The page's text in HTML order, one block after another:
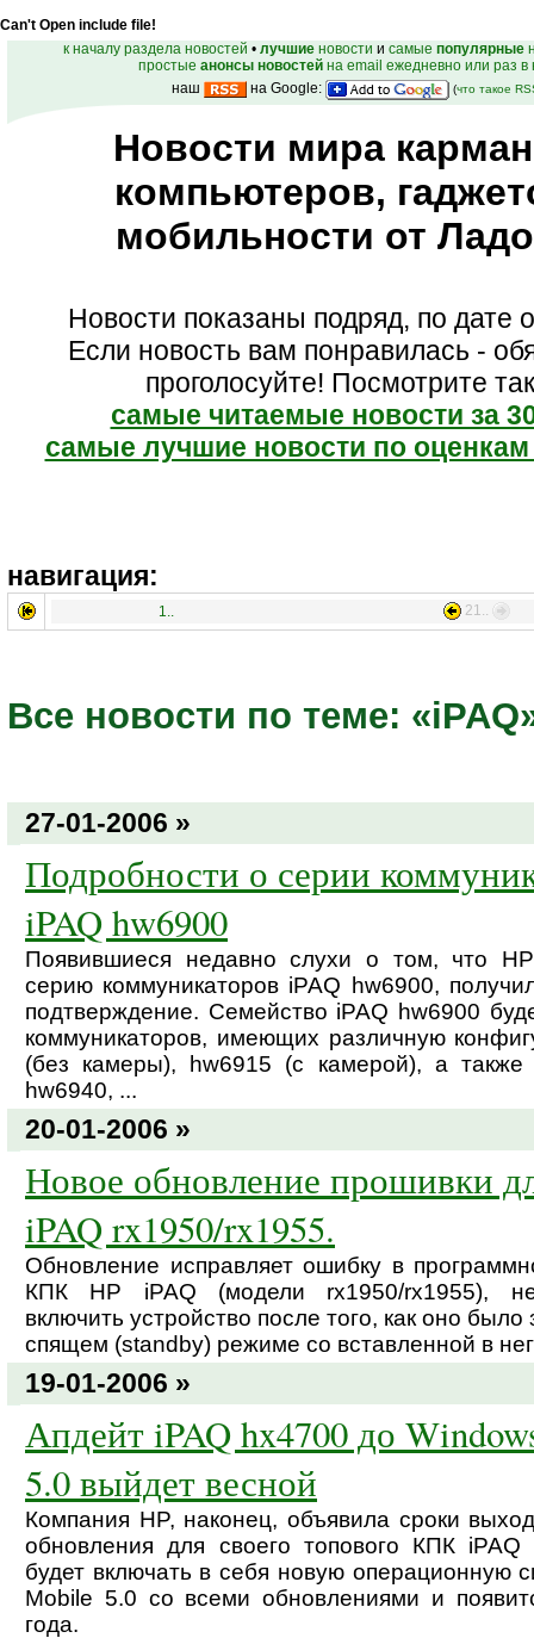
Can't Open include file!
к началу раздела новостей • лучшие новости и самые популярные
простые анонсы новостей на email ежедневно или раз
наш
на Google: (что такое
Новости мира
компьютеров,
мобильности от
Новости показаны подряд, по дате
Если новость вам понравилась -
проголосуйте! Посмотрите
самые читаемые новости за
самые лучшие новости по оценкам
навигация:
1.. 21..
Все новости по теме:
27-01-2006 »
Подробности о серии
iPAQ hw6900
Появившиеся недавно слухи о том, что
серию коммуникаторов iPAQ hw6900,
подтверждение. Семейство iPAQ hw6900
коммуникаторов, имеющих различную
(без камеры), hw6915 (с камерой), а также
hw6940, ...
20-01-2006 »
Новое обновление прошивки
iPAQ rx1950/rx1955.
Обновление исправляет ошибку в
КПК HP iPAQ (модели rx1950/rx1955),
включить устройство после того, как оно было
спящем (standby) режиме со вставленной в
19-01-2006 »
Апдейт iPAQ hx4700 до
5.0 выйдет весной
Компания HP, наконец, объявила сроки
обновления для своего топового КПК
будет включать в себя новую операционную
Mobile 5.0 со всеми обновлениями и
года.